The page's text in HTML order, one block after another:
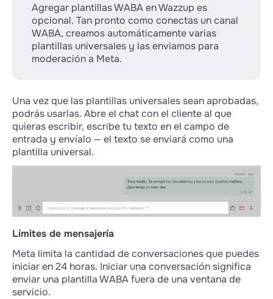
Agregar plantillas WABA en Wazzup es
opcional. Tan pronto como conectas un canal
WABA, creamos automáticamente varias
plantillas universales y las enviamos para
moderación a Meta.
Una vez que las plantillas universales sean aprobadas,
podrás usarlas. Abre el chat con el cliente al que
quieras escribir, escribe tu texto en el campo de
entrada y envíalo — el texto se enviará como una
plantilla universal.
Límites de mensajería
Meta limita la cantidad de conversaciones que puedes
iniciar en 24 horas. Iniciar una conversación significa
enviar una plantilla WABA fuera de una ventana de
servicio.